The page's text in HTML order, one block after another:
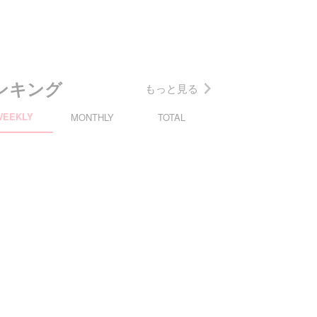
キング もっと見る
MONTHLY TOTAL